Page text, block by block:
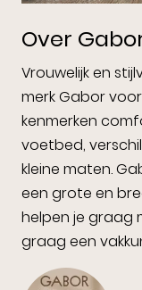
Over
Vrouwelijk en
merk Gabor
kenmerken
voetbed,
kleine maten.
een grote en
helpen je graag
graag een